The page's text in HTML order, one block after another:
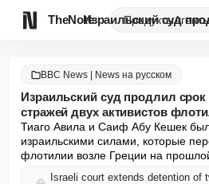
TheNote Продукты
BBC News | News на русском
Израильский суд продлил
стражей двух активистов
Тиаго Авила и Саиф Абу Кешек
израильскими силами, которые
флотилии возле Греции на